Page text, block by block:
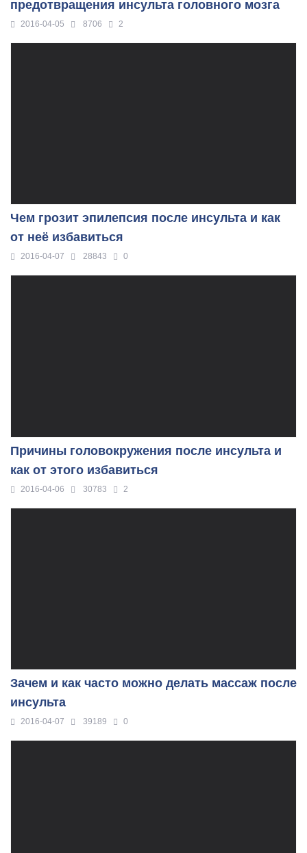
предотвращения инсульта головного мозга
2016-04-05 8706 2
Чем грозит эпилепсия после инсульта и как
от неё избавиться
2016-04-07 28843 0
Причины головокружения после инсульта и
как от этого избавиться
2016-04-06 30783 2
Зачем и как часто можно делать массаж после
инсульта
2016-04-07 39189 0